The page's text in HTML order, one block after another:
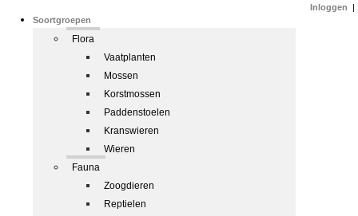
Soortgroepen
Flora
Vaatplanten
Mossen
Korstmossen
Paddenstoelen
Kranswieren
Wieren
Fauna
Zoogdieren
Reptielen
Inloggen |